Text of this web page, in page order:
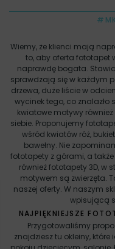
Wiemy, że klienci mają
to, aby oferta fototapet
naprawdę bogata.
sprawdzają się w każdym
drzewa, duże liście w
wycinek tego, co znalazło
kwiatowe motywy
siebie. Proponujemy
wśród kwiatów róż,
bawełny. Nie
fototapety z górami, a
również fototapety 3D, w
motywem są zwierzęta.
naszej oferty. W naszym
wpisującą
NAJPIĘKNIEJSZE
Przygotowaliśmy
znajdziesz tu okleiny,